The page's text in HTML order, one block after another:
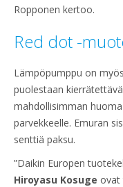
Ropponen kertoo.
Red dot -
Lämpöpumppu on
puolestaan
mahdollisimman
parvekkeelle. Emuran
senttiä paksu.
”Daikin Europen
Hiroyasu Kosuge ovat